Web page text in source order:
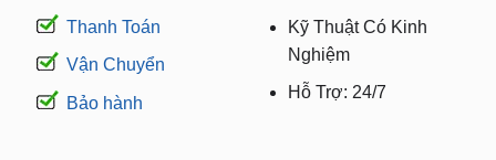
Thanh Toán
Vận Chuyển
Bảo hành
Kỹ Thuật Có Kinh
Nghiệm
Hỗ Trợ: 24/7